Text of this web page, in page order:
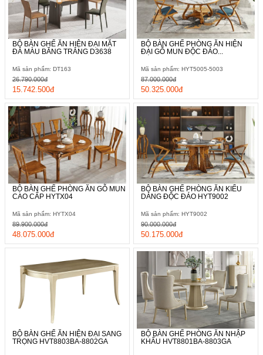
BỘ BÀN GHẾ ĂN HIỆN ĐẠI MẶT
ĐÁ MÀU BĂNG TRẮNG D3638
Mã sản phẩm: DT163
15.742.500đ
26.790.000đ
BỘ BÀN GHẾ PHÒNG ĂN HIỆN
ĐẠI GỖ MUN ĐỘC ĐÁO...
Mã sản phẩm: HYT5005-5003
50.325.000đ
87.000.000đ
BỘ BÀN GHẾ PHÒNG ĂN GỖ MUN
CAO CẤP HYTX04
Mã sản phẩm: HYTX04
48.075.000đ
89.900.000đ
BỘ BÀN GHẾ PHÒNG ĂN KIỂU
DÁNG ĐỘC ĐÁO HYT9002
Mã sản phẩm: HYT9002
50.175.000đ
90.000.000đ
BỘ BÀN GHẾ ĂN HIỆN ĐẠI SANG
TRỌNG HVT8803BA-8802GA
BỘ BÀN GHẾ PHÒNG ĂN NHẬP
KHẨU HVT8801BA-8803GA